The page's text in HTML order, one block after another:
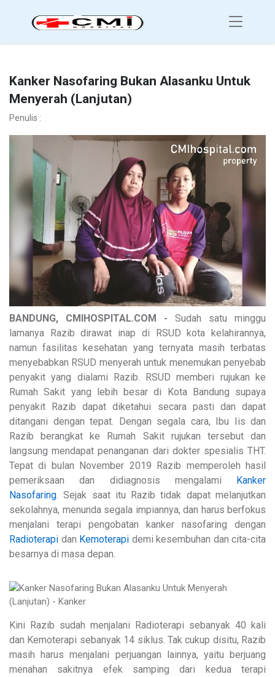
Kanker Nasofaring Bukan Alasanku Untuk
Menyerah (Lanjutan)
Penulis :
BANDUNG, CMIHOSPITAL.COM - Sudah satu minggu
lamanya Razib dirawat inap di RSUD kota kelahirannya,
namun fasilitas kesehatan yang ternyata masih terbatas
menyebabkan RSUD menyerah untuk menemukan penyebab
penyakit yang dialami Razib. RSUD memberi rujukan ke
Rumah Sakit yang lebih besar di Kota Bandung supaya
penyakit Razib dapat diketahui secara pasti dan dapat
ditangani dengan tepat. Dengan segala cara, Ibu Iis dan
Razib berangkat ke Rumah Sakit rujukan tersebut dan
langsung mendapat penanganan dari dokter spesialis THT.
Tepat di bulan November 2019 Razib memperoleh hasil
pemeriksaan dan didiagnosis mengalami Kanker
Nasofaring . Sejak saat itu Razib tidak dapat melanjutkan
sekolahnya, menunda segala impiannya, dan harus berfokus
menjalani terapi pengobatan kanker nasofaring dengan
Radioterapi dan Kemoterapi demi kesembuhan dan cita-cita
besarnya di masa depan.
Kini Razib sudah menjalani Radioterapi sebanyak 40 kali
dan Kemoterapi sebanyak 14 siklus. Tak cukup disitu, Razib
masih harus menjalani perjuangan lainnya, yaitu berjuang
menahan sakitnya efek samping dari kedua terapi